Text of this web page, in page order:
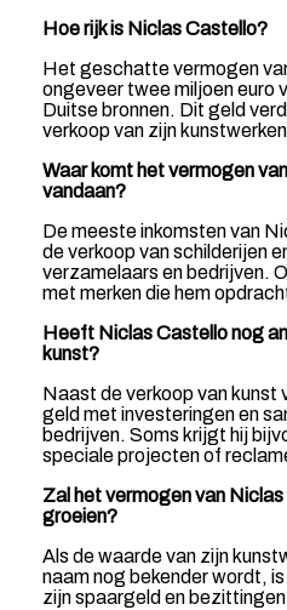
Hoe rijk is Niclas Castello?
Het geschatte vermogen
ongeveer twee miljoen euro
Duitse bronnen. Dit geld
verkoop van zijn
Waar komt het vermogen
vandaan?
De meeste inkomsten van
de verkoop van schilderijen
verzamelaars en bedrijven.
met merken die hem
Heeft Niclas Castello nog
kunst?
Naast de verkoop van
geld met investeringen en
bedrijven. Soms krijgt hij
speciale projecten of
Zal het vermogen van
groeien?
Als de waarde van zijn
naam nog bekender wordt,
zijn spaargeld en